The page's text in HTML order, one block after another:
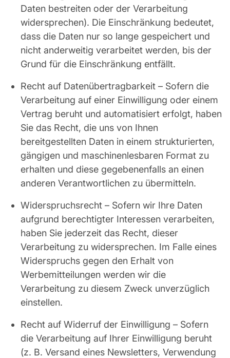
Daten bestreiten oder der Verarbeitung
widersprechen). Die Einschränkung bedeutet,
dass die Daten nur so lange gespeichert und
nicht anderweitig verarbeitet werden, bis der
Grund für die Einschränkung entfällt.
Recht auf Datenübertragbarkeit – Sofern die
Verarbeitung auf einer Einwilligung oder einem
Vertrag beruht und automatisiert erfolgt, haben
Sie das Recht, die uns von Ihnen
bereitgestellten Daten in einem strukturierten,
gängigen und maschinenlesbaren Format zu
erhalten und diese gegebenenfalls an einen
anderen Verantwortlichen zu übermitteln.
Widerspruchsrecht – Sofern wir Ihre Daten
aufgrund berechtigter Interessen verarbeiten,
haben Sie jederzeit das Recht, dieser
Verarbeitung zu widersprechen. Im Falle eines
Widerspruchs gegen den Erhalt von
Werbemitteilungen werden wir die
Verarbeitung zu diesem Zweck unverzüglich
einstellen.
Recht auf Widerruf der Einwilligung – Sofern
die Verarbeitung auf Ihrer Einwilligung beruht
(z. B. Versand eines Newsletters, Verwendung